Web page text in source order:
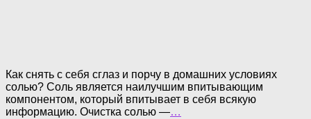
Как снять с себя сглаз и порчу в домашних условиях
солью? Соль является наилучшим впитывающим
компонентом, который впитывает в себя всякую
информацию. Очистка солью —…